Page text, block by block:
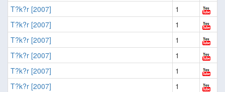
T?k?r [2007]
1
T?k?r [2007]
1
T?k?r [2007]
1
T?k?r [2007]
1
T?k?r [2007]
1
T?k?r [2007]
1